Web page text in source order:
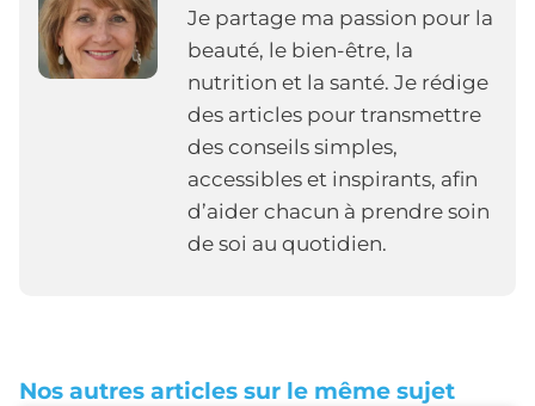
Je partage ma passion pour la
beauté, le bien-être, la
nutrition et la santé. Je rédige
des articles pour transmettre
des conseils simples,
accessibles et inspirants, afin
d’aider chacun à prendre soin
de soi au quotidien.
Nos autres articles sur le même sujet